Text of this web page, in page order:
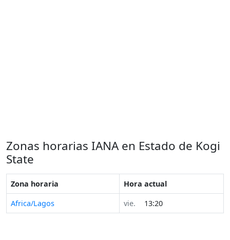
Zonas horarias IANA en Estado de Kogi
State
Zona horaria
Hora actual
Africa/Lagos
vie. 13:20